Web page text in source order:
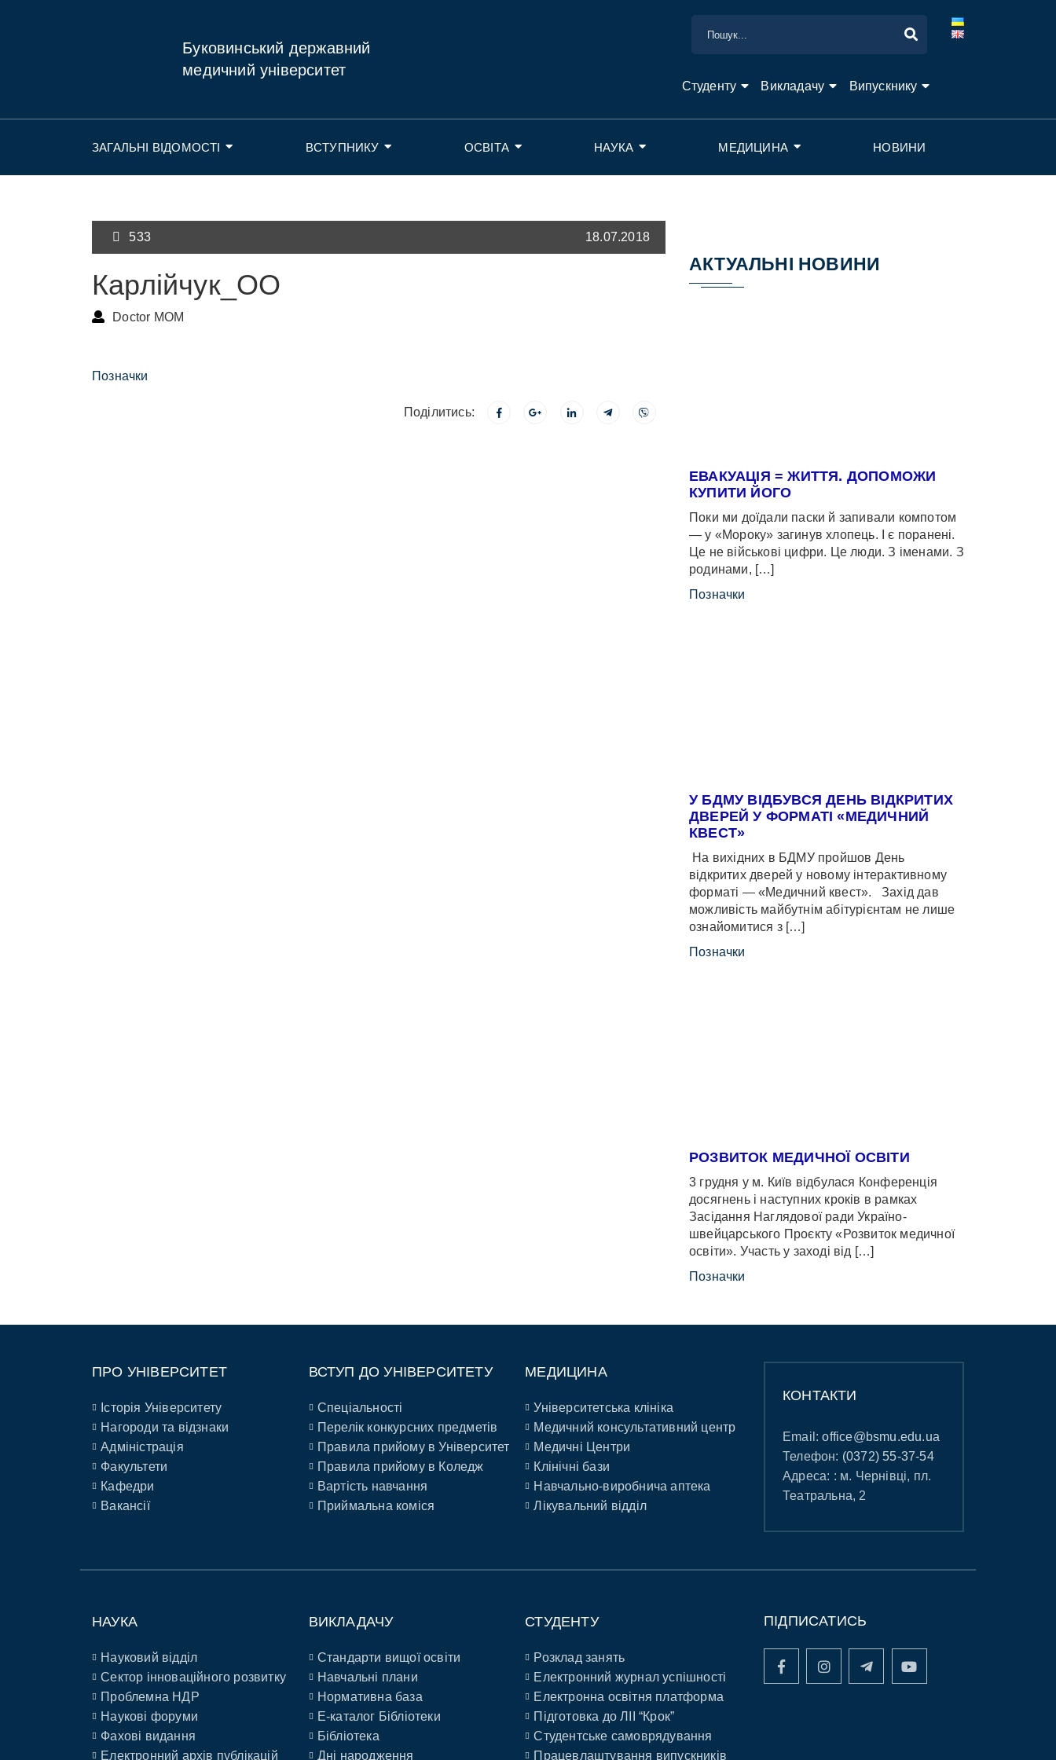
Буковинський державний
медичний університет
Студенту Викладачу Випускнику
ЗАГАЛЬНІ ВІДОМОСТІ ВСТУПНИКУ ОСВІТА НАУКА МЕДИЦИНА НОВИНИ
533 18.07.2018
Карлійчук_ОО
Doctor MOM
Позначки
Поділитись:
АКТУАЛЬНІ НОВИНИ
ЕВАКУАЦІЯ = ЖИТТЯ. ДОПОМОЖИ
КУПИТИ ЙОГО
Поки ми доїдали паски й запивали компотом
— у «Мороку» загинув хлопець. І є поранені.
Це не військові цифри. Це люди. З іменами. З
родинами, […]
Позначки
У БДМУ ВІДБУВСЯ ДЕНЬ ВІДКРИТИХ
ДВЕРЕЙ У ФОРМАТІ «МЕДИЧНИЙ
КВЕСТ»
На вихідних в БДМУ пройшов День
відкритих дверей у новому інтерактивному
форматі — «Медичний квест». Захід дав
можливість майбутнім абітурієнтам не лише
ознайомитися з […]
Позначки
РОЗВИТОК МЕДИЧНОЇ ОСВІТИ
3 грудня у м. Київ відбулася Конференція
досягнень і наступних кроків в рамках
Засідання Наглядової ради Україно-
швейцарського Проєкту «Розвиток медичної
освіти». Участь у заході від […]
Позначки
ПРО УНІВЕРСИТЕТ
Історія Університету
Нагороди та відзнаки
Адміністрація
Факультети
Кафедри
Вакансії
ВСТУП ДО УНІВЕРСИТЕТУ
Спеціальності
Перелік конкурсних предметів
Правила прийому в Університет
Правила прийому в Коледж
Вартість навчання
Приймальна коміся
МЕДИЦИНА
Університетська клініка
Медичний консультативний центр
Медичні Центри
Клінічні бази
Навчально-виробнича аптека
Лікувальний відділ
КОНТАКТИ
Email:office@bsmu.edu.ua
Телефон: (0372) 55-37-54
Адреса: : м. Чернівці, пл.
Театральна, 2
НАУКА
Науковий відділ
Сектор інноваційного розвитку
Проблемна НДР
Наукові форуми
Фахові видання
Електронний архів публікацій
ВИКЛАДАЧУ
Стандарти вищої освіти
Навчальні плани
Нормативна база
E-каталог Бібліотеки
Бібліотека
Дні народження
СТУДЕНТУ
Розклад занять
Електронний журнал успішності
Електронна освітня платформа
Підготовка до ЛІІ “Крок”
Студентське самоврядування
Працевлаштування випускників
ПІДПИСАТИСЬ